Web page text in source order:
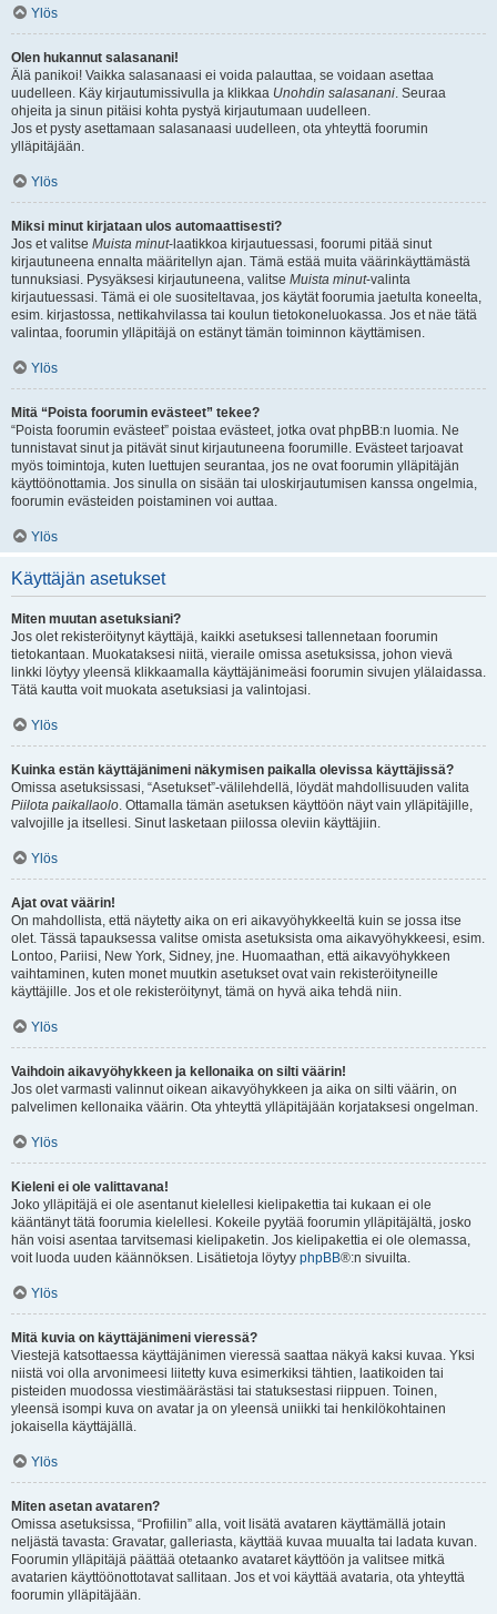
Ylös
Olen hukannut salasanani!
Älä panikoi! Vaikka salasanaasi ei voida palauttaa, se voidaan asettaa
uudelleen. Käy kirjautumissivulla ja klikkaa Unohdin salasanani. Seuraa
ohjeita ja sinun pitäisi kohta pystyä kirjautumaan uudelleen.
Jos et pysty asettamaan salasanaasi uudelleen, ota yhteyttä foorumin
ylläpitäjään.
Ylös
Miksi minut kirjataan ulos automaattisesti?
Jos et valitse Muista minut-laatikkoa kirjautuessasi, foorumi pitää sinut
kirjautuneena ennalta määritellyn ajan. Tämä estää muita väärinkäyttämästä
tunnuksiasi. Pysyäksesi kirjautuneena, valitse Muista minut-valinta
kirjautuessasi. Tämä ei ole suositeltavaa, jos käytät foorumia jaetulta koneelta,
esim. kirjastossa, nettikahvilassa tai koulun tietokoneluokassa. Jos et näe tätä
valintaa, foorumin ylläpitäjä on estänyt tämän toiminnon käyttämisen.
Ylös
Mitä “Poista foorumin evästeet” tekee?
“Poista foorumin evästeet” poistaa evästeet, jotka ovat phpBB:n luomia. Ne
tunnistavat sinut ja pitävät sinut kirjautuneena foorumille. Evästeet tarjoavat
myös toimintoja, kuten luettujen seurantaa, jos ne ovat foorumin ylläpitäjän
käyttöönottamia. Jos sinulla on sisään tai uloskirjautumisen kanssa ongelmia,
foorumin evästeiden poistaminen voi auttaa.
Ylös
Käyttäjän asetukset
Miten muutan asetuksiani?
Jos olet rekisteröitynyt käyttäjä, kaikki asetuksesi tallennetaan foorumin
tietokantaan. Muokataksesi niitä, vieraile omissa asetuksissa, johon vievä
linkki löytyy yleensä klikkaamalla käyttäjänimeäsi foorumin sivujen ylälaidassa.
Tätä kautta voit muokata asetuksiasi ja valintojasi.
Ylös
Kuinka estän käyttäjänimeni näkymisen paikalla olevissa käyttäjissä?
Omissa asetuksissasi, “Asetukset”-välilehdellä, löydät mahdollisuuden valita
Piilota paikallaolo. Ottamalla tämän asetuksen käyttöön näyt vain ylläpitäjille,
valvojille ja itsellesi. Sinut lasketaan piilossa oleviin käyttäjiin.
Ylös
Ajat ovat väärin!
On mahdollista, että näytetty aika on eri aikavyöhykkeeltä kuin se jossa itse
olet. Tässä tapauksessa valitse omista asetuksista oma aikavyöhykkeesi, esim.
Lontoo, Pariisi, New York, Sidney, jne. Huomaathan, että aikavyöhykkeen
vaihtaminen, kuten monet muutkin asetukset ovat vain rekisteröityneille
käyttäjille. Jos et ole rekisteröitynyt, tämä on hyvä aika tehdä niin.
Ylös
Vaihdoin aikavyöhykkeen ja kellonaika on silti väärin!
Jos olet varmasti valinnut oikean aikavyöhykkeen ja aika on silti väärin, on
palvelimen kellonaika väärin. Ota yhteyttä ylläpitäjään korjataksesi ongelman.
Ylös
Kieleni ei ole valittavana!
Joko ylläpitäjä ei ole asentanut kielellesi kielipakettia tai kukaan ei ole
kääntänyt tätä foorumia kielellesi. Kokeile pyytää foorumin ylläpitäjältä, josko
hän voisi asentaa tarvitsemasi kielipaketin. Jos kielipakettia ei ole olemassa,
voit luoda uuden käännöksen. Lisätietoja löytyy phpBB®:n sivuilta.
Ylös
Mitä kuvia on käyttäjänimeni vieressä?
Viestejä katsottaessa käyttäjänimen vieressä saattaa näkyä kaksi kuvaa. Yksi
niistä voi olla arvonimeesi liitetty kuva esimerkiksi tähtien, laatikoiden tai
pisteiden muodossa viestimäärästäsi tai statuksestasi riippuen. Toinen,
yleensä isompi kuva on avatar ja on yleensä uniikki tai henkilökohtainen
jokaisella käyttäjällä.
Ylös
Miten asetan avataren?
Omissa asetuksissa, “Profiilin” alla, voit lisätä avataren käyttämällä jotain
neljästä tavasta: Gravatar, galleriasta, käyttää kuvaa muualta tai ladata kuvan.
Foorumin ylläpitäjä päättää otetaanko avataret käyttöön ja valitsee mitkä
avatarien käyttöönottotavat sallitaan. Jos et voi käyttää avataria, ota yhteyttä
foorumin ylläpitäjään.